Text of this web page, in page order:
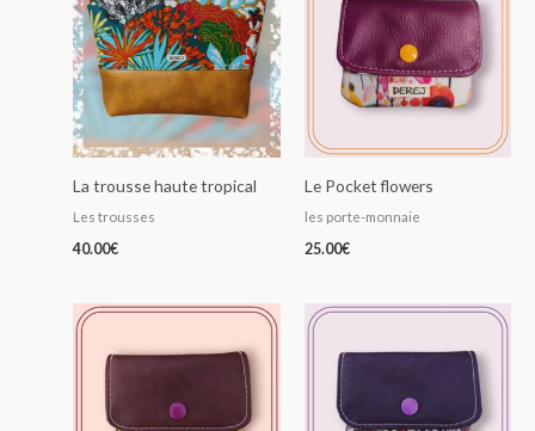
La trousse haute tropical
Les trousses
40.00€
Le Pocket flowers
les porte-monnaie
25.00€